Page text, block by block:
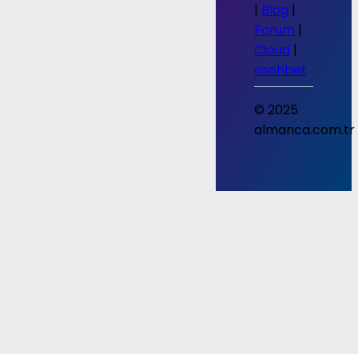
| Blog |
Forum |
Cloud |
osohbet
© 2025
almanca.com.tr